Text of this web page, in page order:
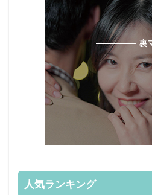
人気ランキング